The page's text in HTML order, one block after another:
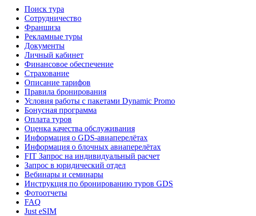
Поиск тура
Сотрудничество
Франшиза
Рекламные туры
Документы
Личный кабинет
Финансовое обеспечение
Страхование
Описание тарифов
Правила бронирования
Условия работы с пакетами Dynamic Promo
Бонусная программа
Оплата туров
Оценка качества обслуживания
Информация о GDS-авиаперелётах
Информация о блочных авиаперелётах
FIT Запрос на индивидуальный расчет
Запрос в юридический отдел
Вебинары и семинары
Инструкция по бронированию туров GDS
Фотоотчеты
FAQ
Just eSIM